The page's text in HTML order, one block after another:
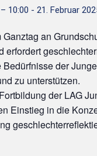
10:00 - 21. Februar
an
erfordert
Bedürfnisse der
zu unterstützen.
der LAG
Einstieg in die